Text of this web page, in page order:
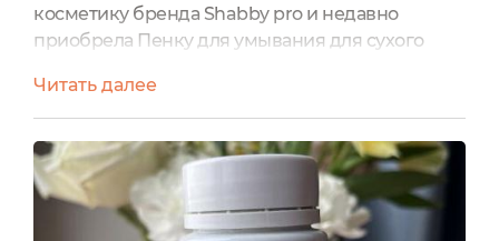
косметику бренда Shabby pro и недавно
приобрела Пенку для умывания для сухого
поделюсь своим отзывом на неё. Пенка
находитсяв пластиковом флаконе,на котором
имеетсявся необходимая информация.От
производителя:Активные
компоненты:Состав:ВОДА, ДЕЦИЛ ГЛЮКОЗИД,
ЭКСТРАКТ ЦЕНТЕЛЛЫ АЗИАТСКОЙ, ГЛИЦЕРИН,
Читать далее